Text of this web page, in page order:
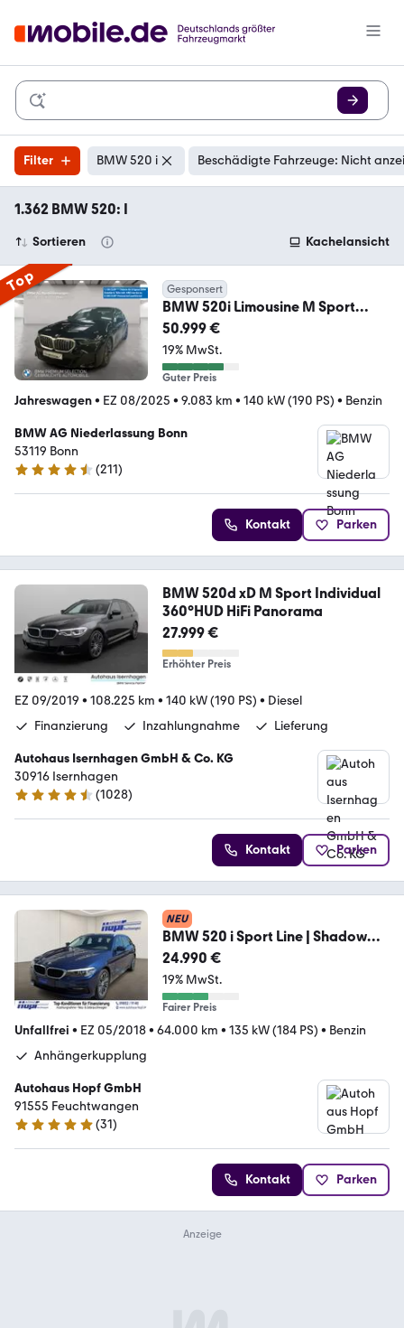
Filter BMW 520 i Beschädigte Fahrzeuge: Nicht
1.362 BMW 520: I
Sortieren Kachelansicht
Top Gesponsert
BMW 520i Limousine M Sport
Standheizung AHK Kamera
50.999 €
19% MwSt.
Guter Preis
Jahreswagen• EZ 08/2025 • 9.083 km • 140 kW (190 PS) • Benzin
BMW AG Niederlassung Bonn
53119 Bonn
4.5 Sterne
(211)
Kontakt Parken
BMW 520d xD M Sport Individual
360°HUD HiFi Panorama
27.999 €
Erhöhter Preis
EZ 09/2019 • 108.225 km • 140 kW (190 PS) • Diesel
Finanzierung
Inzahlungnahme Lieferung
Autohaus Isernhagen GmbH & Co. KG
30916 Isernhagen
4.5 Sterne
(1028)
Kontakt Parken
NEU
BMW 520 i Sport Line | Shadow
Line | Automatik
24.990 €
19% MwSt.
Fairer Preis
Unfallfrei • EZ 05/2018• 64.000 km • 135 kW (184 PS) • Benzin
Anhängerkupplung
Autohaus Hopf GmbH
91555 Feuchtwangen
5 Sterne
(31)
Kontakt Parken